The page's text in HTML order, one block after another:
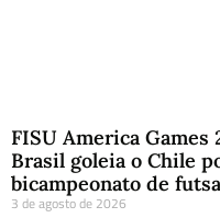
FISU America Games
Brasil goleia o Chile
bicampeonato de
3 de agosto de 2026